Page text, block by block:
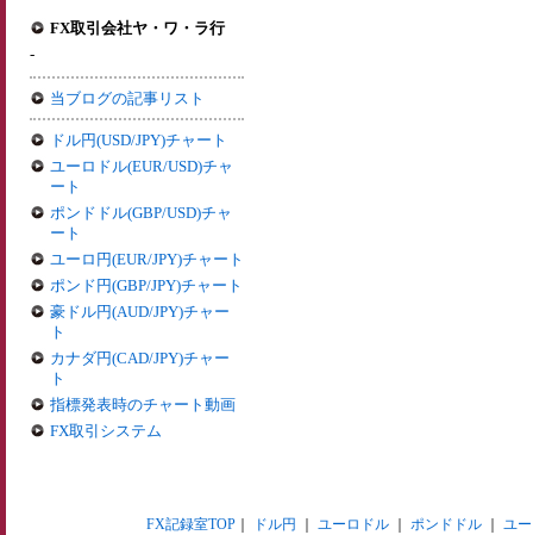
FX取引会社ヤ・ワ・ラ行
-
当ブログの記事リスト
ドル円(USD/JPY)チャート
ユーロドル(EUR/USD)チャ
ート
ポンドドル(GBP/USD)チャ
ート
ユーロ円(EUR/JPY)チャート
ポンド円(GBP/JPY)チャート
豪ドル円(AUD/JPY)チャー
ト
カナダ円(CAD/JPY)チャー
ト
指標発表時のチャート動画
FX取引システム
FX記録室TOP｜ ドル円 ユーロドル｜ ポンドドル｜ ユ